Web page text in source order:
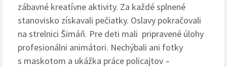
zábavné kreatívne aktivity. Za každé splnené
stanovisko získavali pečiatky. Oslavy pokračovali
na strelnici Šimáň. Pre deti mali pripravené úlohy
profesionálni animátori. Nechýbali ani fotky
s maskotom a ukážka práce policajtov –